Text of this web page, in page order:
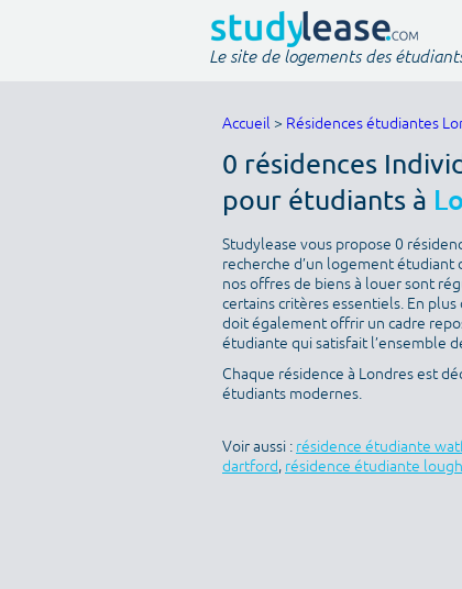
Le site de logements des
Accueil > Résidences étudiantes
0 résidences
pour étudiants à
Studylease vous propose 0
recherche d’un logement étudiant
nos offres de biens à louer sont
certains critères essentiels. En
doit également offrir un cadre
étudiante qui satisfait l’ensemble
Chaque résidence à Londres est
étudiants modernes.
Voir aussi : résidence étudiante
dartford, résidence étudiante